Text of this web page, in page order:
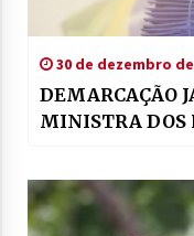
30 de dezembro de
DEMARCAÇÃO
MINISTRA DOS